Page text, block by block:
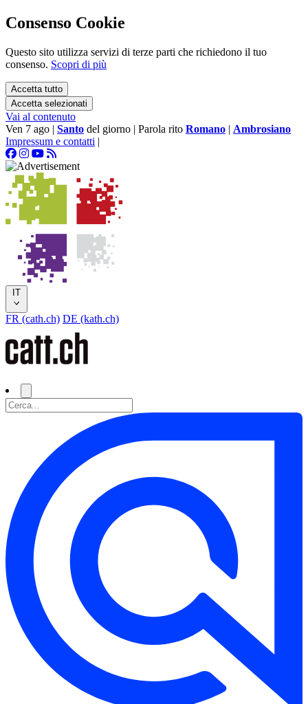
Consenso Cookie
Questo sito utilizza servizi di terze parti che richiedono il tuo
consenso. Scopri di più
Accetta tutto
Accetta selezionati
Vai al contenuto
Ven 7 ago | Santo del giorno | Parola rito Romano | Ambrosiano
Impressum e contatti |
IT
FR (cath.ch) DE (kath.ch)